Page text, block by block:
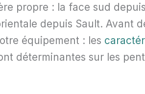
propre : la face sud
depuis Sault. Avant
équipement : les
déterminantes sur les